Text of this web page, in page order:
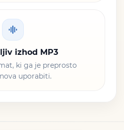
izhod MP3
ki ga je preprosto
uporabiti.